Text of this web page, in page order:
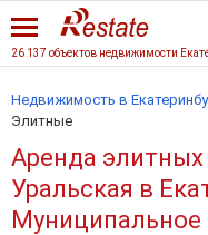
Недвижимость в
Элитные
Аренда элитных
Уральская в
Муниципальное